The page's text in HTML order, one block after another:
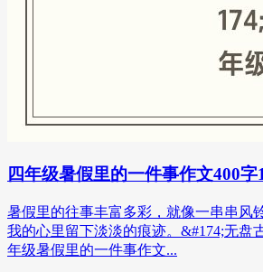
四年级暑假里的一件事作文400字
暑假里的往事丰富多彩，就像一串串风
我的心里留下淡淡的痕迹。&#174;无盘
年级暑假里的一件事作文...